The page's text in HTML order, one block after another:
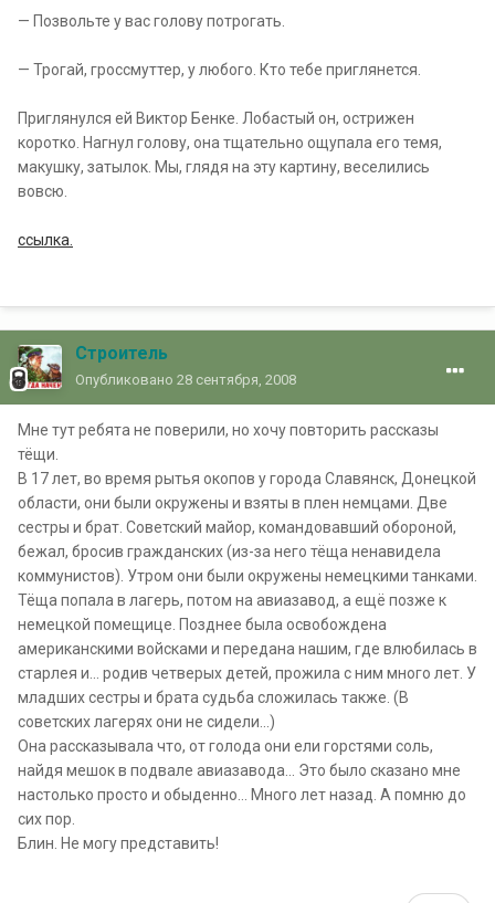
— Позвольте у вас голову потрогать.
— Трогай, гроссмуттер, у любого. Кто тебе приглянется.
Приглянулся ей Виктор Бенке. Лобастый он, острижен
коротко. Нагнул голову, она тщательно ощупала его темя,
макушку, затылок. Мы, глядя на эту картину, веселились
вовсю.
ссылка.
Строитель
Опубликовано 28 сентября, 2008
Мне тут ребята не поверили, но хочу повторить рассказы
тёщи.
В 17 лет, во время рытья окопов у города Славянск, Донецкой
области, они были окружены и взяты в плен немцами. Две
сестры и брат. Советский майор, командовавший обороной,
бежал, бросив гражданских (из-за него тёща ненавидела
коммунистов). Утром они были окружены немецкими танками.
Тёща попала в лагерь, потом на авиазавод, а ещё позже к
немецкой помещице. Позднее была освобождена
американскими войсками и передана нашим, где влюбилась в
старлея и... родив четверых детей, прожила с ним много лет. У
младших сестры и брата судьба сложилась также. (В
советских лагерях они не сидели...)
Она рассказывала что, от голода они ели горстями соль,
найдя мешок в подвале авиазавода... Это было сказано мне
настолько просто и обыденно... Много лет назад. А помню до
сих пор.
Блин. Не могу представить!